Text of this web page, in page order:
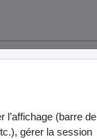
l’affichage (barre de
gérer la session